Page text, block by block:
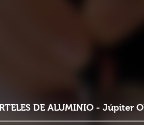
DE ALUMINIO - Júpiter